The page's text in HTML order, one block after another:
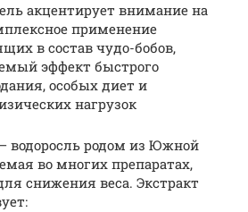
акцентирует внимание на
применение
в состав чудо-бобов,
эффект быстрого
особых диет и
нагрузок
водоросль родом из Южной
во многих препаратах,
снижения веса. Экстракт